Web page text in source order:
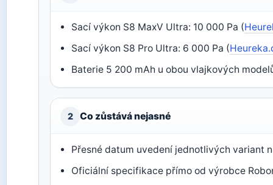
Sací výkon S8 MaxV Ultra: 10 000 Pa (
Sací výkon S8 Pro Ultra: 6 000 Pa (
Baterie 5 200 mAh u obou vlajkových
2 Co zůstává nejasné
Přesné datum uvedení jednotlivých variant
Oficiální specifikace přímo od výrobce